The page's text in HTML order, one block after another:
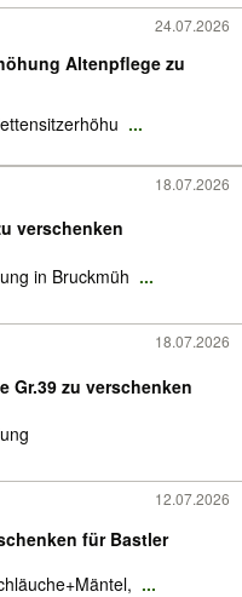
24.07.2026
Altenpflege zu
...
18.07.2026
verschenken
in Bruckmüh ...
18.07.2026
Gr.39 zu verschenken
12.07.2026
für Bastler
...